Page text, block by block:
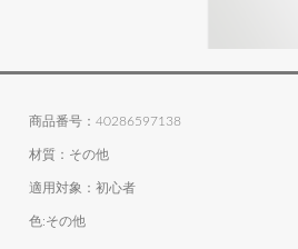
商品番号：40286597138
材質：その他
適用対象：初心者
色:その他